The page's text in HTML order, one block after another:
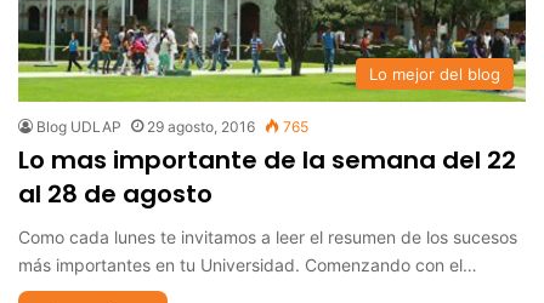
Lo mejor del blog
Blog UDLAP 29 agosto, 2016 765
Lo mas importante de la semana del 22
al 28 de agosto
Como cada lunes te invitamos a leer el resumen de los sucesos
más importantes en tu Universidad. Comenzando con el…